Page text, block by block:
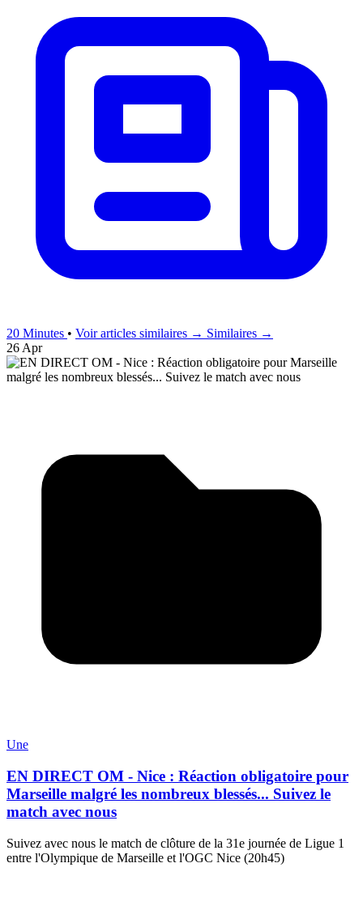
20 Minutes • Voir articles similaires → Similaires →
26 Apr
Une
EN DIRECT OM - Nice : Réaction obligatoire pour
Marseille malgré les nombreux blessés... Suivez le
match avec nous
Suivez avec nous le match de clôture de la 31e journée de Ligue 1
entre l'Olympique de Marseille et l'OGC Nice (20h45)